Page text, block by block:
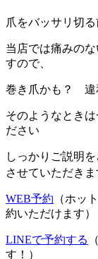
爪をバッサリ切
当店では痛みの
すので、
巻き爪かも？
そのようなとき
ださい
しっかりご説明
させていただきま
WEB予約 （ホッ
約いただけます）
LINEで予約する
す！）